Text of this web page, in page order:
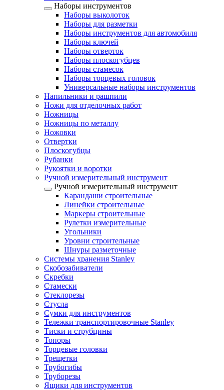
Наборы инструментов
Наборы выколоток
Наборы для разметки
Наборы инструментов для автомобиля
Наборы ключей
Наборы отверток
Наборы плоскогубцев
Наборы стамесок
Наборы торцевых головок
Универсальные наборы инструментов
Напильники и рашпили
Ножи для отделочных работ
Ножницы
Ножницы по металлу
Ножовки
Отвертки
Плоскогубцы
Рубанки
Рукоятки и воротки
Ручной измерительный инструмент
Ручной измерительный инструмент
Карандаши строительные
Линейки строительные
Маркеры строительные
Рулетки измерительные
Угольники
Уровни строительные
Шнуры разметочные
Системы хранения Stanley
Скобозабиватели
Скребки
Стамески
Стеклорезы
Стусла
Сумки для инструментов
Тележки транспортировочные Stanley
Тиски и струбцины
Топоры
Торцевые головки
Трещетки
Трубогибы
Труборезы
Ящики для инструментов